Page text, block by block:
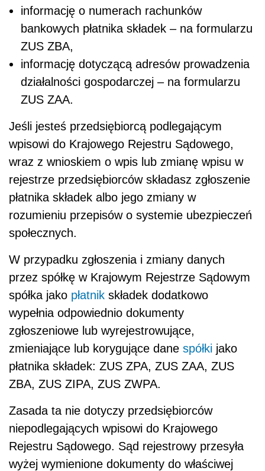
informację o numerach rachunków
bankowych płatnika składek – na formularzu
ZUS ZBA,
informację dotyczącą adresów prowadzenia
działalności gospodarczej – na formularzu
ZUS ZAA.
Jeśli jesteś przedsiębiorcą podlegającym
wpisowi do Krajowego Rejestru Sądowego,
wraz z wnioskiem o wpis lub zmianę wpisu w
rejestrze przedsiębiorców składasz zgłoszenie
płatnika składek albo jego zmiany w
rozumieniu przepisów o systemie ubezpieczeń
społecznych.
W przypadku zgłoszenia i zmiany danych
przez spółkę w Krajowym Rejestrze Sądowym
spółka jako płatnik składek dodatkowo
wypełnia odpowiednio dokumenty
zgłoszeniowe lub wyrejestrowujące,
zmieniające lub korygujące dane spółki jako
płatnika składek: ZUS ZPA, ZUS ZAA, ZUS
ZBA, ZUS ZIPA, ZUS ZWPA.
Zasada ta nie dotyczy przedsiębiorców
niepodlegających wpisowi do Krajowego
Rejestru Sądowego. Sąd rejestrowy przesyła
wyżej wymienione dokumenty do właściwej